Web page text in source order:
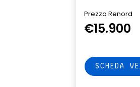
Prezzo Renord
€15.900
SCHEDA